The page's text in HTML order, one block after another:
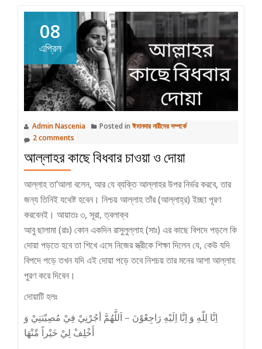
08
এপ্রিল
Admin Nascenia Posted in ঈমানদার নারীদের সম্পর্কে
2 comments
আল্লাহর কাছে বিধবার চাওয়া ও দোয়া
আল্লাহ তা’আলা বলেন, আর যে ব্যক্তি আল্লাহর উপর নির্ভর করবে, তার
জন্য তিনিই যথেষ্ট হবেন। নিশ্চয় আল্লাহ তাঁর (আল্লাহ্‌র) ইচ্ছা পূরণ
করবেনই। আয়াতঃ ৩, সূরা, ত্বলাক্ব
আবু ছালামা (রাঃ) কোন একদিন রাসুলুল্লাহ (সাঃ) এর কাছে বিপদে পড়লে কি
দোয়া পড়তে হবে তা শিখে এসে নিজের স্ত্রীকে শিক্ষা দিলেন যে, কেউ যদি
বিপদে পড়ে তখন যদি এই দোয়া পড়ে তবে নিশচয় তার মনের আশা আল্লাহ
পুরণ করে দিবেন।
দোয়াটি হলঃ
اِنَّا لِلّهِ وَ اِنَّا اِلَيْهِ رَاجِعْوْنَ – اَللَّهُمَّ أجُرْنِيْ فِيْ مُصِيْبَتِيْ وَ
أَخْلِفْ لِيْ خَيْراً مِّنْهَا